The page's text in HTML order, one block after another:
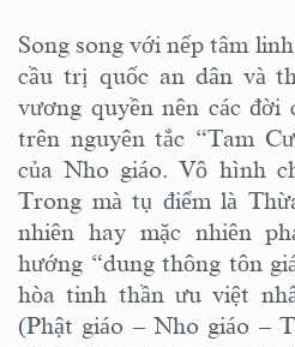
Song song với nếp tâm
cầu trị quốc an dân và
vương quyền nên các đời
trên nguyên tắc “Tam
của Nho giáo. Vô hình
Trong mà tụ điểm là
nhiên hay mặc nhiên
hướng “dung thông tôn
hòa tinh thần ưu việt
(Phật giáo – Nho giáo –